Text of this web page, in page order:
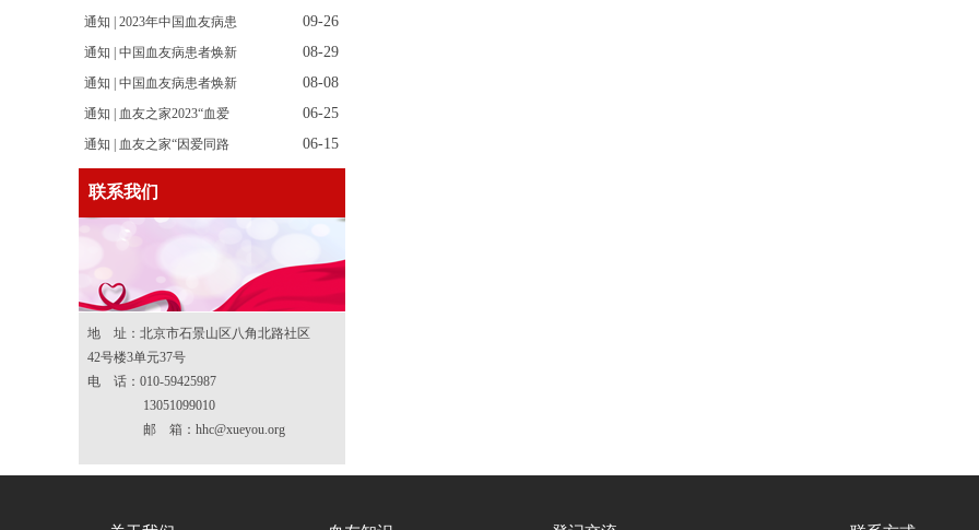
通知 | 2023年中国血友病患 09-26
通知 | 中国血友病患者焕新 08-29
通知 | 中国血友病患者焕新 08-08
通知 | 血友之家2023“血爱 06-25
通知 | 血友之家“因爱同路 06-15
联系我们
地 址：北京市石景山区八角北路社区
42号楼3单元37号
电 话：010-59425987
13051099010
邮 箱：hhc@xueyou.org